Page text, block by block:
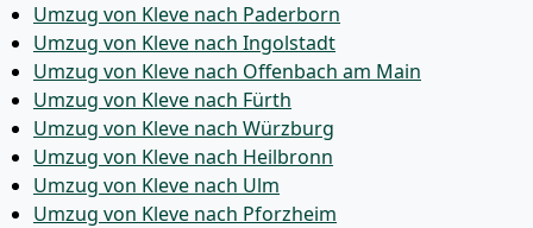
Umzug von Kleve nach Paderborn
Umzug von Kleve nach Ingolstadt
Umzug von Kleve nach Offenbach am Main
Umzug von Kleve nach Fürth
Umzug von Kleve nach Würzburg
Umzug von Kleve nach Heilbronn
Umzug von Kleve nach Ulm
Umzug von Kleve nach Pforzheim